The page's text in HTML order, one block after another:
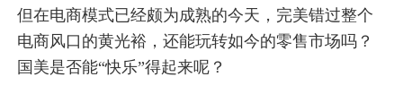
但在电商模式已经颇为成熟的今天，完美错过整个
电商风口的黄光裕，还能玩转如今的零售市场吗？
国美是否能“快乐”得起来呢？